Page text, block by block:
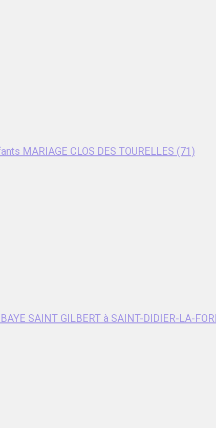
MARIAGE CLOS DES TOURELLES (71)
SAINT GILBERT à SAINT-DIDIER-LA-